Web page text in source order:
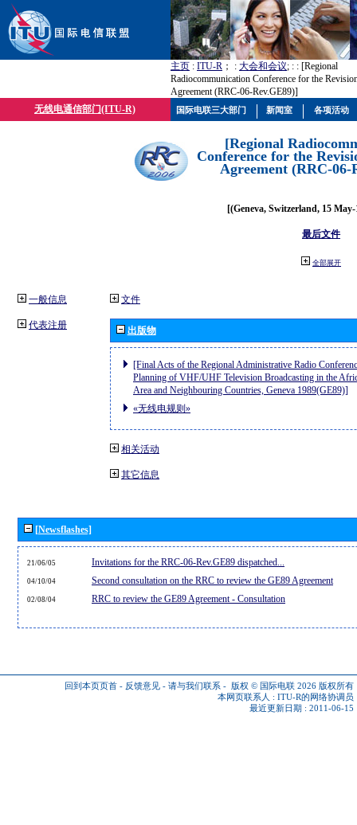
主页 : ITU-R ； : 大会和会议; : : [Regional
Radiocommunication Conference for the
Agreement (RRC-06-Rev.GE89)]
无线电通信部门(ITU-R)
[Regional
Conference for the
Agreement (RRC-06-
[(Geneva, Switzerland, 15
最后文件
全部展开
一般信息
代表注册
文件
出版物
[Final Acts of the Regional Administrative Radio
Planning of VHF/UHF Television Broadcasting in the
Area and Neighbouring Countries, Geneva 1989(GE89)]
«无线电规则»
相关活动
其它信息
[Newsflashes]
21/06/05 Invitations for the RRC-06-Rev.GE89 dispatched...
04/10/04 Second consultation on the RRC to review the GE89 Agreement
02/08/04 RRC to review the GE89 Agreement - Consultation
回到本页页首 - 反馈意见 - 请与我们联系 - 版权 © 国际电联 2026 版权所有
本网页联系人 : ITU-R的网络协调员
最近更新日期 : 2011-06-15
国际电联三大部门 新闻室 各项活动